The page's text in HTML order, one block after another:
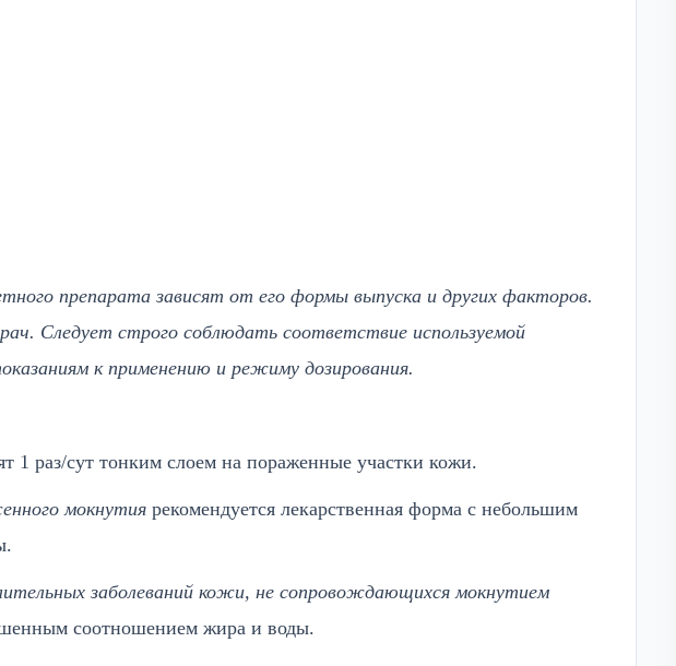
препарата зависят от его формы выпуска и других факторов.
Следует строго соблюдать соответствие используемой
к применению и режиму дозирования.
1 раз/сут тонким слоем на пораженные участки кожи.
мокнутия рекомендуется лекарственная форма с небольшим
заболеваний кожи, не сопровождающихся мокнутием
соотношением жира и воды.